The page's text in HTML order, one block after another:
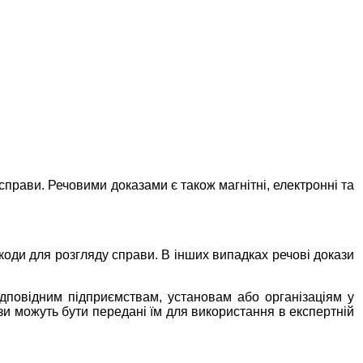
Речовими доказами є також магнітні, електронні та
для розгляду справи. В інших випадках речові докази
підприємствам, установам або організаціям у
можуть бути передані їм для використання в експертній